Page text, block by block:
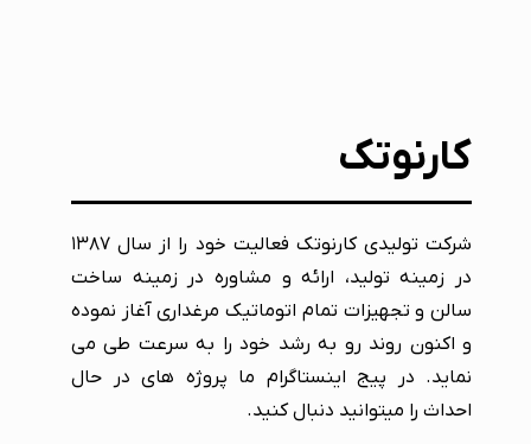
کارنوتک
شرکت تولیدی کارنوتک فعالیت خود را از سال ۱۳۸۷
در زمینه تولید، ارائه و مشاوره در زمینه ساخت
سالن و تجهیزات تمام اتوماتیک مرغداری آغاز نموده
و اکنون روند رو به رشد خود را به سرعت طی می
نماید. در پیج اینستاگرام ما پروژه های در حال
احداث را میتوانید دنبال کنید.